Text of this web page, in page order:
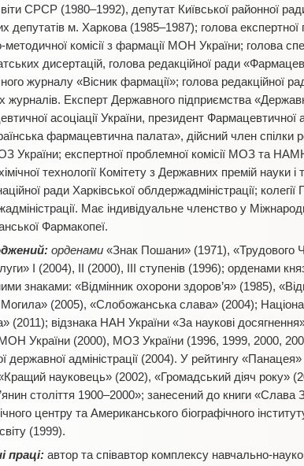
СРСР (1980–1992), депутат Київської районної
депутатів м. Харкова (1985–1987); голова
методичної комісії з фармації МОН України; голова
дисертацій, голова редакційної ради
журналу «Вісник фармації»; голова
журналів. Експерт Державного підприємства
асоціації України, президент Фармацевтичної
фармацевтична палата», дійсний член спілки
України; експертної проблемної комісії МОЗ та НАМН
хімічної технології Комітету з Державних премій науки
ради Харківської облдержадміністрації;
Має індивідуальне членство у
Фармакопеї.
орденами «Знак Пошани» (1971), «Трудового
I (2004), II (2000), III ступенів (1996); орденами
знаками: «Відмінник охорони здоров’я» (1985),
(2005), «Слобожанська слава» (2004);
(2011); відзнака НАН України «За наукові
України (2000), МОЗ України (1996, 1999, 2000,
державної адміністрації (2004). У рейтингу
науковець» (2002), «Громадський діяч року»
століття 1900–2000»; занесений до книги
центру та Американського біографічного
(1999).
праці: автор та співавтор комплексу навчально-